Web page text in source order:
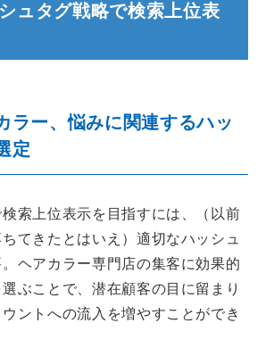
ュタグ戦略で検索上位表
ラー、悩みに関連するハッ
定
索上位表示を目指すには、（以前
てきたとはいえ）適切なハッシュ
ヘアカラー専門店の集客に効果的
ぶことで、潜在顧客の目に留まり
ントへの流入を増やすことができ